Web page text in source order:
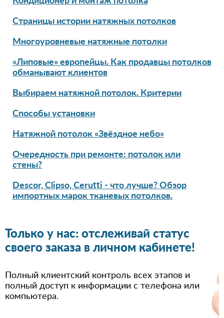
Страницы истории натяжных потолков
Многоуровневые натяжные потолки
«Липовые» европейцы. Как продавцы потолков
обманывают клиентов
Выбираем натяжной потолок. Критерии
Способы установки
Натяжной потолок «Звёздное небо»
Очередность при ремонте: потолок или
стены?
Descor, Clipso, Cerutti - что лучше? Обзор
импортных марок тканевых потолков.
Только у нас: отслеживай статус
своего заказа в личном кабинете!
Полный клиентский контроль всех этапов и
полный доступ к информации с телефона или
компьютера.